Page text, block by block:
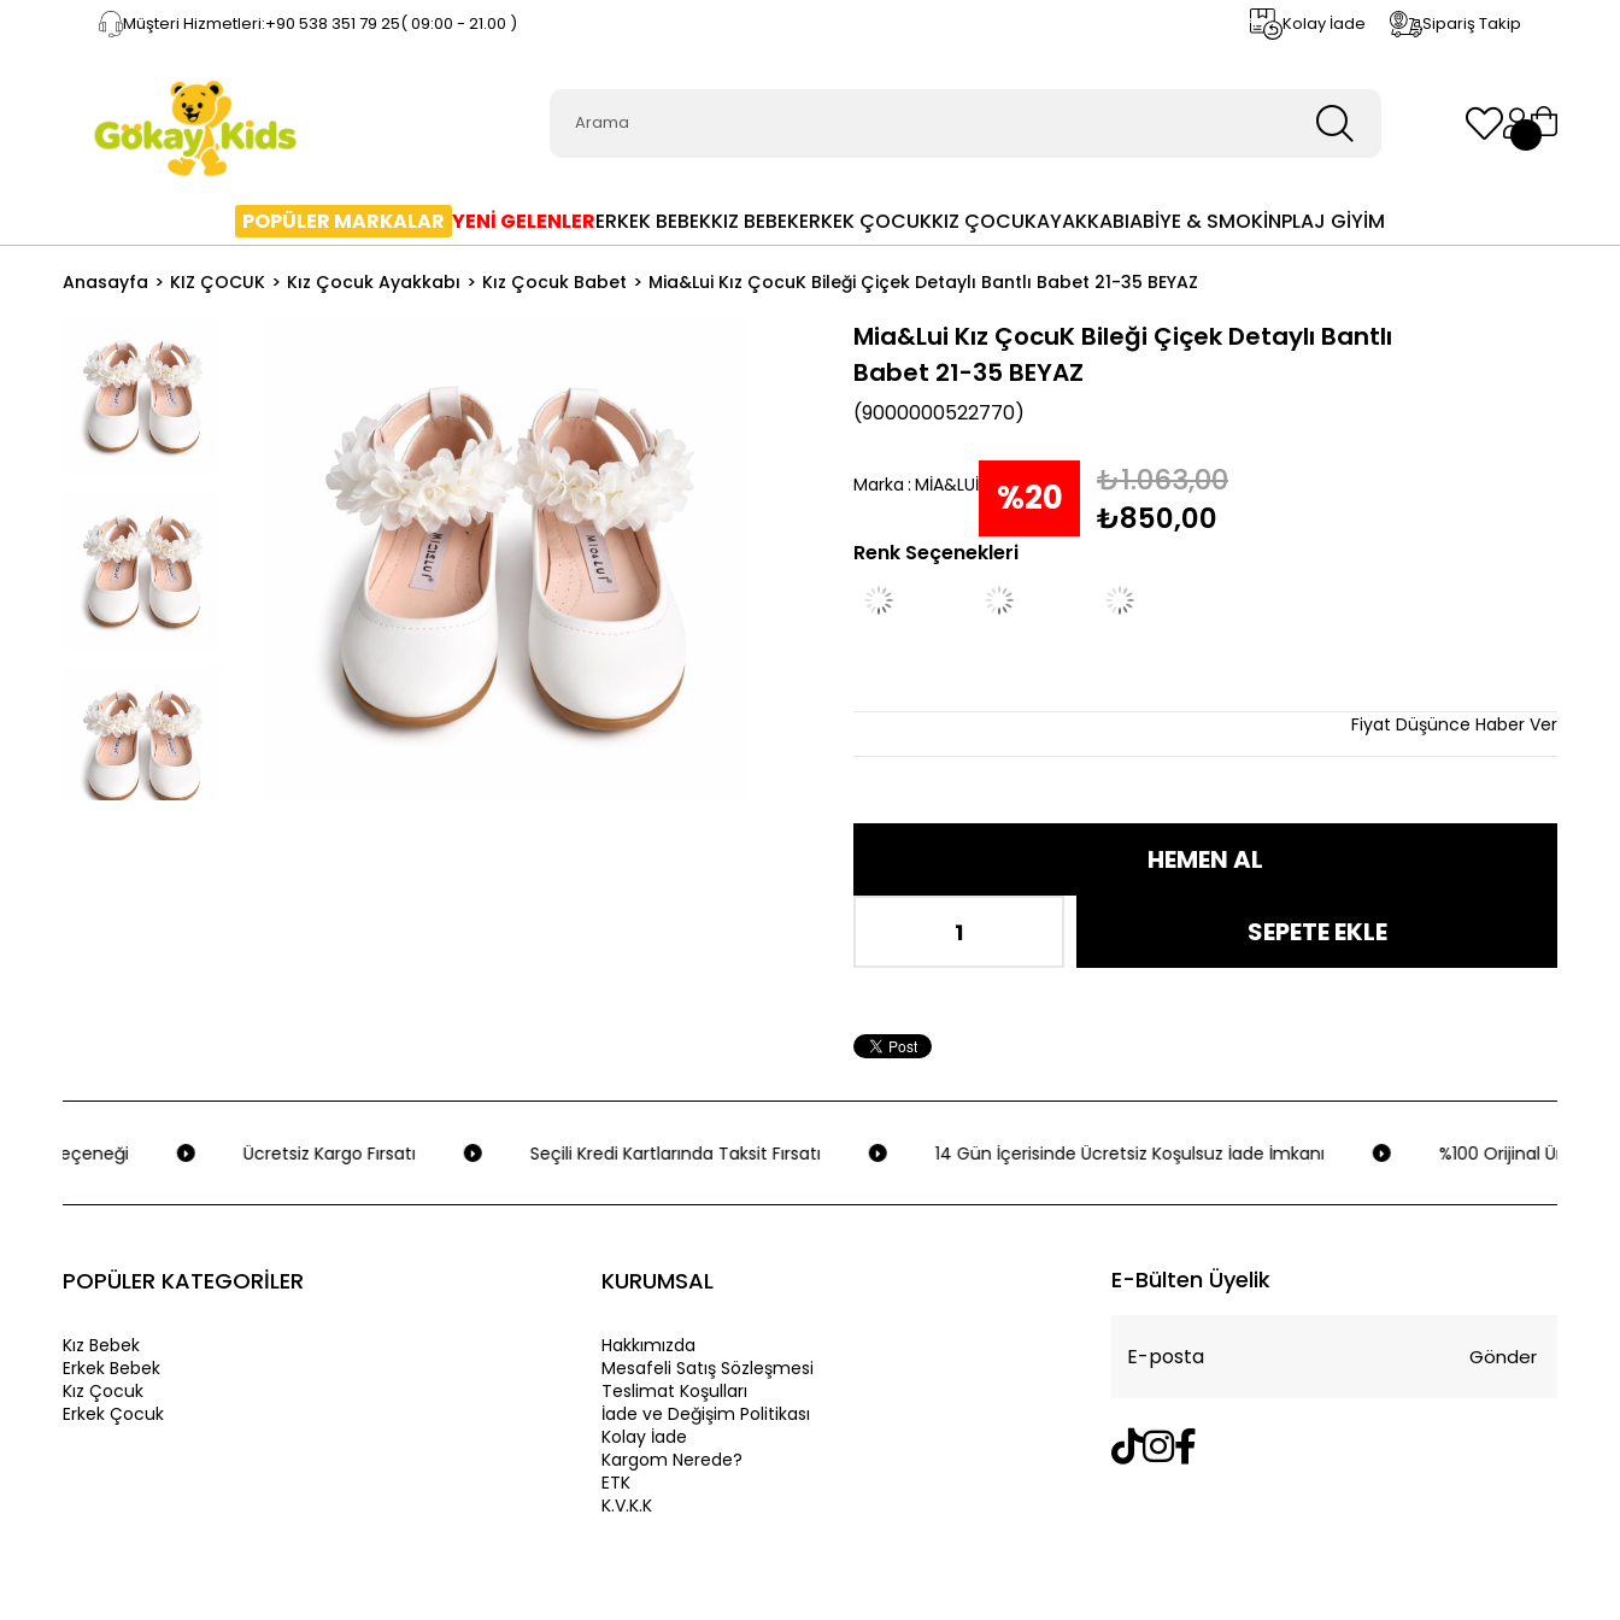
Müşteri Hizmetleri:+90 538 351 79 25( 09:00 - 21.00 ) Kolay İade Sipariş Takip
POPÜLER MARKALAR YENİ GELENLERERKEK BEBEKKIZ BEBEKERKEK ÇOCUKKIZ ÇOCUKAYAKKABIABİYE & SMOKİNPLAJ GİYİM
Anasayfa KIZ ÇOCUK Kız Çocuk Ayakkabı Kız Çocuk Babet Mia&Lui Kız ÇocuK Bileği Çiçek Detaylı Bantlı Babet 21-35 BEYAZ
Mia&Lui Kız ÇocuK Bileği Çiçek Detaylı Bantlı
Babet 21-35 BEYAZ
(9000000522770)
Marka : MİA&LUİ %20
İndirim
₺1.063,00
₺850,00
Renk Seçenekleri
Fiyat Düşünce Haber Ver
Seçeneği Ücretsiz Kargo Fırsatı Seçili Kredi Kartlarında Taksit Fırsatı 14 Gün İçerisinde Ücretsiz Koşulsuz İade İmkanı %100 Orijinal Ürün
POPÜLER KATEGORİLER
Kız Bebek
Erkek Bebek
Kız Çocuk
Erkek Çocuk
KURUMSAL
Hakkımızda
Mesafeli Satış Sözleşmesi
Teslimat Koşulları
İade ve Değişim Politikası
Kolay İade
Kargom Nerede?
ETK
K.V.K.K
E-Bülten Üyelik
Gönder